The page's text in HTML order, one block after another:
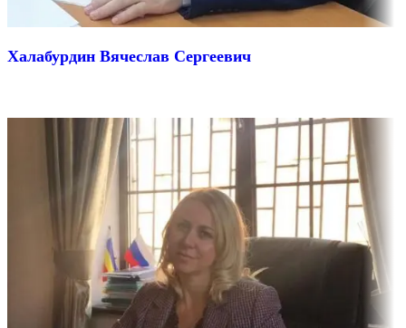
Халабурдин Вячеслав Сергеевич